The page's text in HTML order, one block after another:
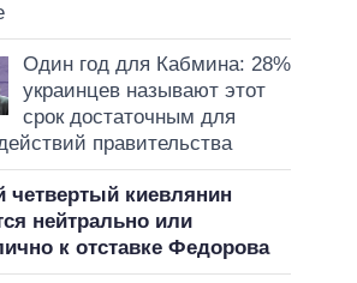
Один год для Кабмина: 28%
украинцев называют этот
срок достаточным для
правительства
четвертый киевлянин
нейтрально или
к отставке Федорова